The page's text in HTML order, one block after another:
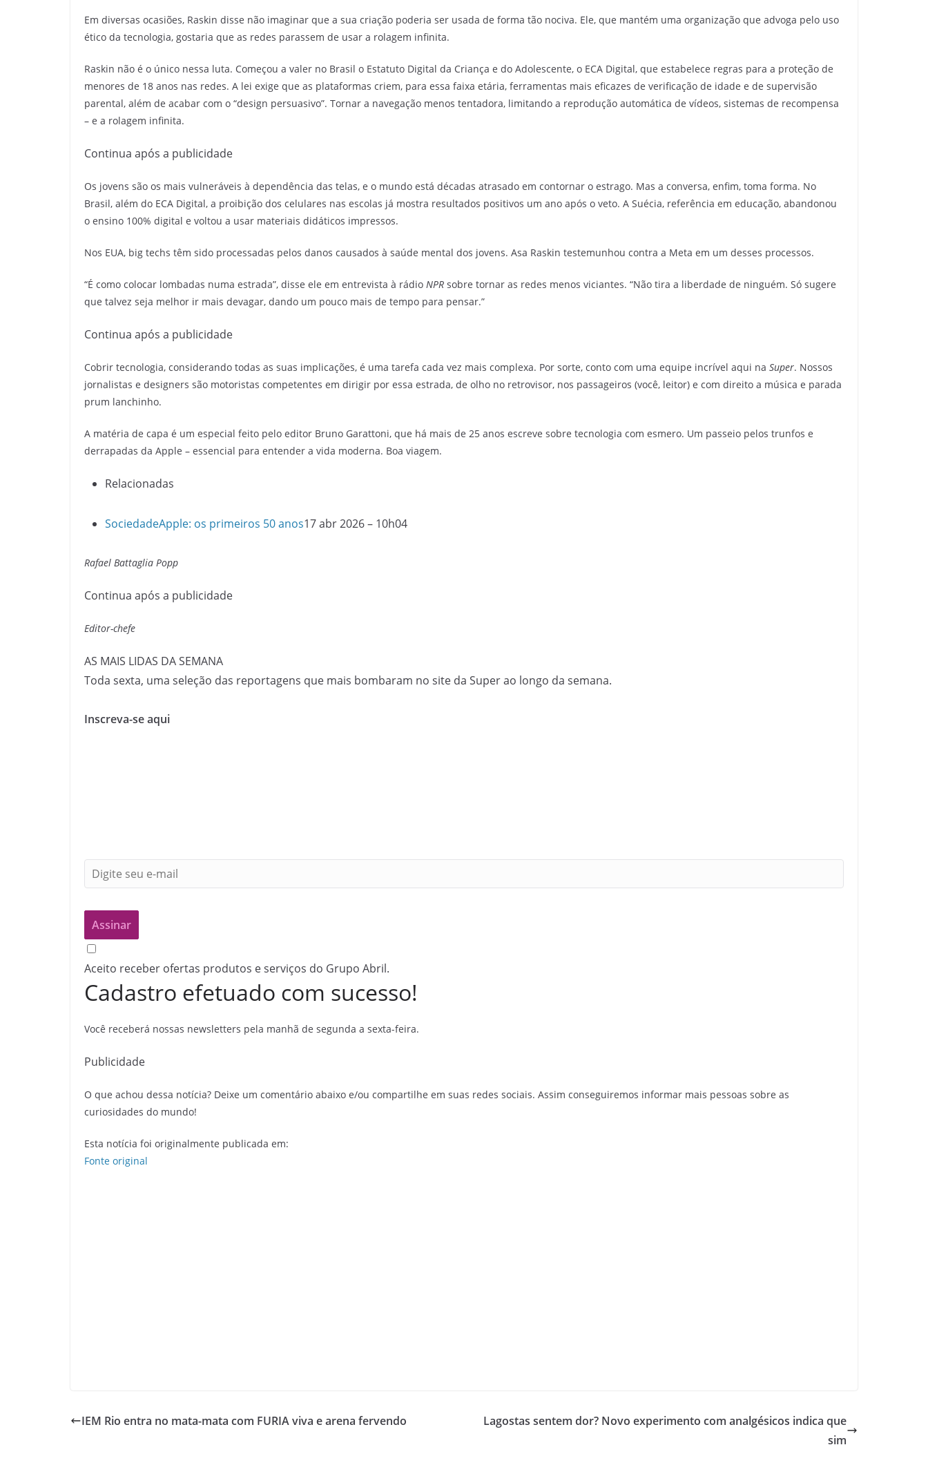
Em diversas ocasiões, Raskin disse não imaginar que a sua criação poderia ser usada de forma tão nociva. Ele, que mantém uma organização que advoga pelo uso
ético da tecnologia, gostaria que as redes parassem de usar a rolagem infinita.
Raskin não é o único nessa luta. Começou a valer no Brasil o Estatuto Digital da Criança e do Adolescente, o ECA Digital, que estabelece regras para a proteção de
menores de 18 anos nas redes. A lei exige que as plataformas criem, para essa faixa etária, ferramentas mais eficazes de verificação de idade e de supervisão
parental, além de acabar com o “design persuasivo”. Tornar a navegação menos tentadora, limitando a reprodução automática de vídeos, sistemas de recompensa
– e a rolagem infinita.
Continua após a publicidade
Os jovens são os mais vulneráveis à dependência das telas, e o mundo está décadas atrasado em contornar o estrago. Mas a conversa, enfim, toma forma. No
Brasil, além do ECA Digital, a proibição dos celulares nas escolas já mostra resultados positivos um ano após o veto. A Suécia, referência em educação, abandonou
o ensino 100% digital e voltou a usar materiais didáticos impressos.
Nos EUA, big techs têm sido processadas pelos danos causados à saúde mental dos jovens. Asa Raskin testemunhou contra a Meta em um desses processos.
“É como colocar lombadas numa estrada”, disse ele em entrevista à rádio NPR sobre tornar as redes menos viciantes. “Não tira a liberdade de ninguém. Só sugere
que talvez seja melhor ir mais devagar, dando um pouco mais de tempo para pensar.”
Continua após a publicidade
Cobrir tecnologia, considerando todas as suas implicações, é uma tarefa cada vez mais complexa. Por sorte, conto com uma equipe incrível aqui na Super. Nossos
jornalistas e designers são motoristas competentes em dirigir por essa estrada, de olho no retrovisor, nos passageiros (você, leitor) e com direito a música e parada
prum lanchinho.
A matéria de capa é um especial feito pelo editor Bruno Garattoni, que há mais de 25 anos escreve sobre tecnologia com esmero. Um passeio pelos trunfos e
derrapadas da Apple – essencial para entender a vida moderna. Boa viagem.
Relacionadas
SociedadeApple: os primeiros 50 anos17 abr 2026 – 10h04
Rafael Battaglia Popp
Continua após a publicidade
Editor-chefe
AS MAIS LIDAS DA SEMANA
Toda sexta, uma seleção das reportagens que mais bombaram no site da Super ao longo da semana.
Inscreva-se aqui
Aceito receber ofertas produtos e serviços do Grupo Abril.
Cadastro efetuado com sucesso!
Você receberá nossas newsletters pela manhã de segunda a sexta-feira.
Publicidade
O que achou dessa notícia? Deixe um comentário abaixo e/ou compartilhe em suas redes sociais. Assim conseguiremos informar mais pessoas sobre as
curiosidades do mundo!
Esta notícia foi originalmente publicada em:
Fonte original
IEM Rio entra no mata-mata com FURIA viva e arena fervendo
Lagostas sentem dor? Novo experimento com analgésicos indica que
sim